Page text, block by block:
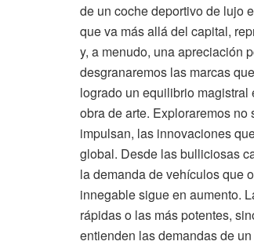
de un coche deportivo de lujo
que va más allá del capital,
y, a menudo, una apreciación
desgranaremos las marcas
logrado un equilibrio
obra de arte. Exploraremos
impulsan, las innovaciones
global. Desde las bulliciosas
la demanda de vehículos que
innegable sigue en aumento.
rápidas o las más potentes,
entienden las demandas de